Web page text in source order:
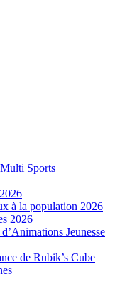
Sports
à la population 2026
2026
Jeunesse
de Rubik’s Cube